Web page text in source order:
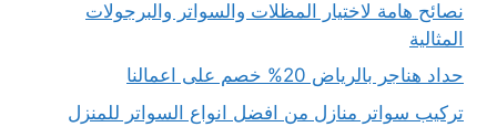
نصائح هامة لاختيار المظلات والسواتر والبرجولات
المثالية
حداد هناجر بالرياض 20% خصم على اعمالنا
تركيب سواتر منازل من افضل انواع السواتر للمنزل